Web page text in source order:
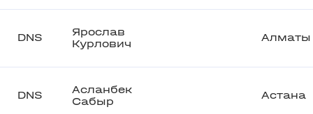
DNS
Ярослав
Курлович
Алматы
DNS
Асланбек
Сабыр
Астана